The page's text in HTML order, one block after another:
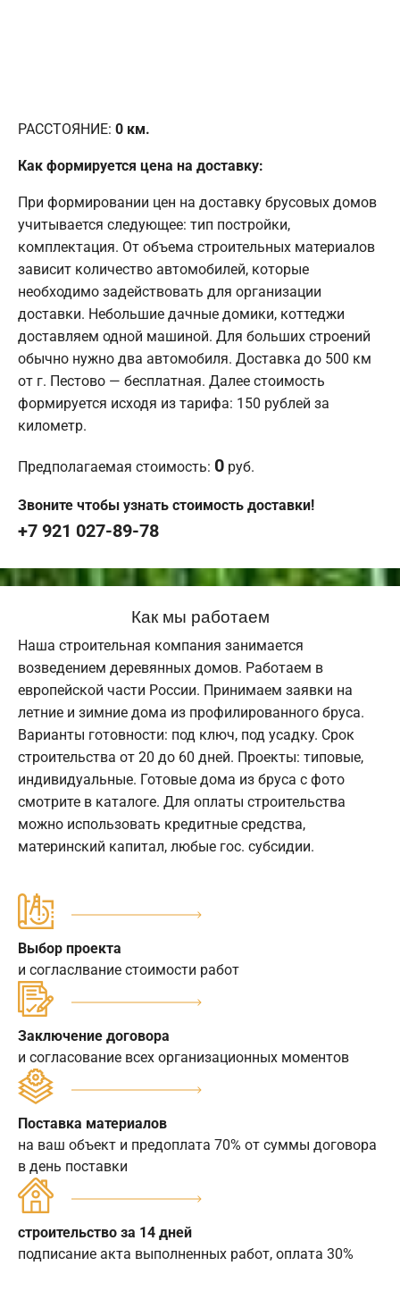
РАССТОЯНИЕ: 0 км.
Как формируется цена на доставку:
При формировании цен на доставку брусовых домов
учитывается следующее: тип постройки,
комплектация. От объема строительных материалов
зависит количество автомобилей, которые
необходимо задействовать для организации
доставки. Небольшие дачные домики, коттеджи
доставляем одной машиной. Для больших строений
обычно нужно два автомобиля. Доставка до 500 км
от г. Пестово — бесплатная. Далее стоимость
формируется исходя из тарифа: 150 рублей за
километр.
Предполагаемая стоимость: 0 руб.
Звоните чтобы узнать стоимость доставки!
+7 921 027-89-78
Как мы работаем
Наша строительная компания занимается
возведением деревянных домов. Работаем в
европейской части России. Принимаем заявки на
летние и зимние дома из профилированного бруса.
Варианты готовности: под ключ, под усадку. Срок
строительства от 20 до 60 дней. Проекты: типовые,
индивидуальные. Готовые дома из бруса с фото
смотрите в каталоге. Для оплаты строительства
можно использовать кредитные средства,
материнский капитал, любые гос. субсидии.
Выбор проекта
и согласлвание стоимости работ
Заключение договора
и согласование всех организационных моментов
Поставка материалов
на ваш объект и предоплата 70% от суммы договора
в день поставки
строительство за 14 дней
подписание акта выполненных работ, оплата 30%